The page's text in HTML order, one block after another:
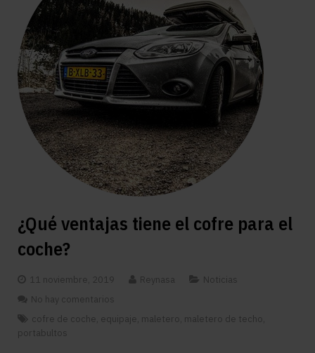
¿Qué ventajas tiene el cofre para el
coche?
11 noviembre, 2019 Reynasa
Noticias
No hay comentarios
cofre de coche equipaje maletero maletero de techo
portabultos